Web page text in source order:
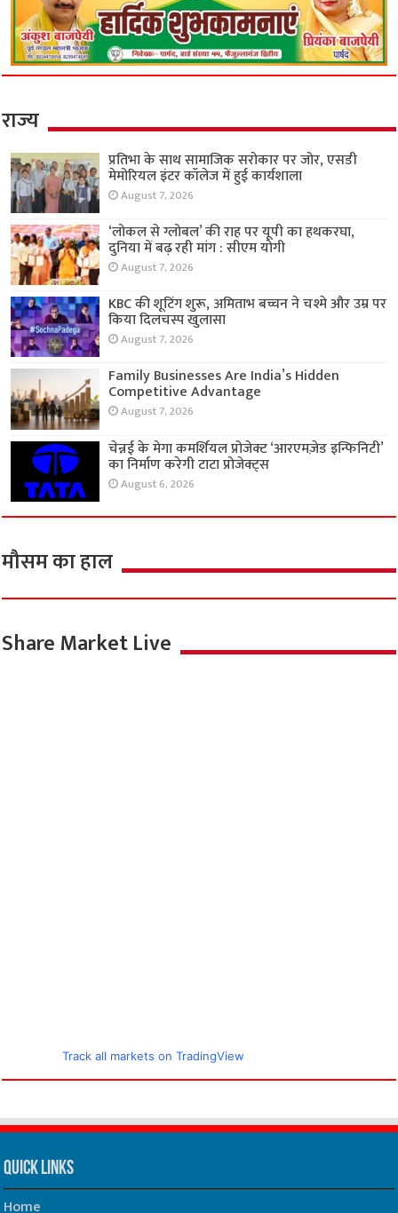
राज्य
प्रतिभा के साथ सामाजिक सरोकार पर जोर, एसडी
मेमोरियल इंटर कॉलेज में हुई कार्यशाला
August 7, 2026
‘लोकल से ग्लोबल’ की राह पर यूपी का हथकरघा,
दुनिया में बढ़ रही मांग : सीएम योगी
August 7, 2026
KBC की शूटिंग शुरू, अमिताभ बच्चन ने चश्मे और उम्र पर
किया दिलचस्प खुलासा
August 7, 2026
Family Businesses Are India’s Hidden
Competitive Advantage
August 7, 2026
चेन्नई के मेगा कमर्शियल प्रोजेक्ट ‘आरएमज़ेड इन्फिनिटी’
का निर्माण करेगी टाटा प्रोजेक्ट्स
August 6, 2026
मौसम का हाल
Share Market Live
Track all markets on TradingView
Quick Links
Home